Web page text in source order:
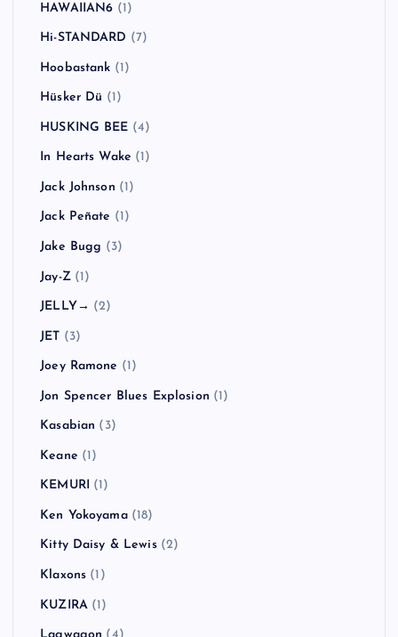
HAWAIIAN6 (1)
Hi-STANDARD (7)
Hoobastank (1)
Hüsker Dü (1)
HUSKING BEE (4)
In Hearts Wake (1)
Jack Johnson (1)
Jack Peñate (1)
Jake Bugg (3)
Jay-Z(1)
JELLY→ (2)
JET (3)
Joey Ramone (1)
Jon Spencer Blues Explosion (1)
Kasabian (3)
Keane (1)
KEMURI (1)
Ken Yokoyama(18)
Kitty Daisy & Lewis(2)
Klaxons (1)
KUZIRA(1)